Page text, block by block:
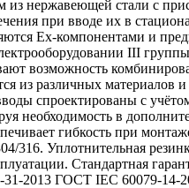
из нержавеющей стали с
при вводе их в
Ех-компонентами и
III
возможность
из различных материалов
спроектированы с
необходимость в
гибкость при
316. Уплотнительная
Стандартная
2013 ГОСТ IEC 60079-14-